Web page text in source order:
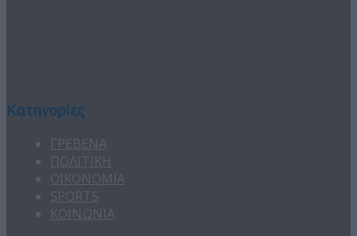
Κατηγορίες
ΓΡΕΒΕΝΑ
ΠΟΛΙΤΙΚΗ
ΟΙΚΟΝΟΜΙΑ
SPORTS
ΚΟΙΝΩΝΙΑ